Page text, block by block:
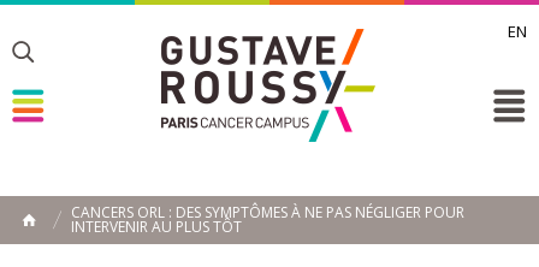
EN
Toggle
Toggle
Toggle
ACCUEIL
CANCERS ORL : DES SYMPTÔMES À NE PAS NÉGLIGER POUR
INTERVENIR AU PLUS TÔT